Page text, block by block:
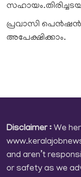
പ്രവാസി
അപേക്ഷിക്കാം.
Disclaimer :We
and aren’t
or safety as we